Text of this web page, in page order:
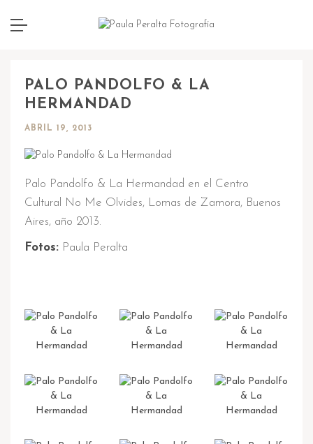
PALO PANDOLFO & LA
HERMANDAD
ABRIL 19, 2013
Palo Pandolfo & La Hermandad en el Centro
Cultural No Me Olvides, Lomas de Zamora, Buenos
Aires, año 2013.
Fotos: Paula Peralta